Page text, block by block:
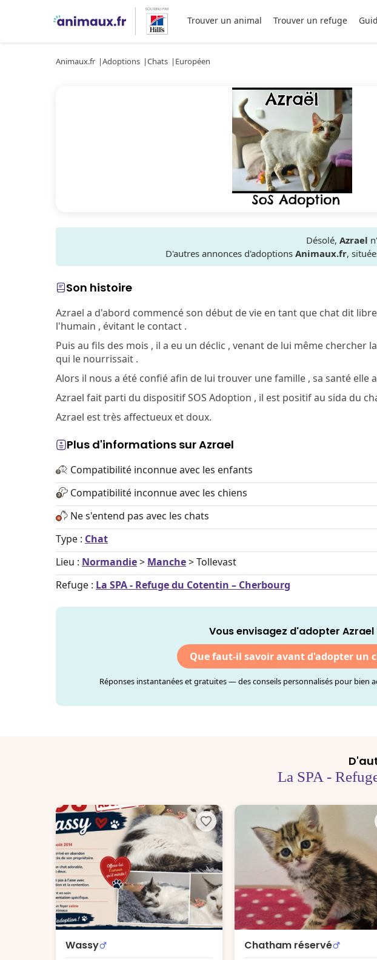
Trouver un animal Trouver un refuge
Animaux.fr Adoptions Chats Européen
Désolé, Azrael
D'autres annonces d'adoptions Animaux.fr,
Son histoire
Azrael a d'abord commencé son début de vie en tant que chat dit
l'humain , évitant le contact .
Puis au fils des mois , il a eu un déclic , venant de lui même chercher
qui le nourrissait .
Alors il nous a été confié afin de lui trouver une famille , sa santé elle
Azrael fait parti du dispositif SOS Adoption , il est positif au sida du
Azrael est très affectueux et doux.
Plus d'informations sur Azrael
Compatibilité inconnue avec les enfants
Compatibilité inconnue avec les chiens
Ne s'entend pas avec les chats
Type : Chat
Lieu : Normandie> Manche> Tollevast
Refuge : La SPA - Refuge du Cotentin – Cherbourg
Vous envisagez d'adopter Azrael
Que faut-il savoir avant d'adopter un
Réponses instantanées et gratuites — des conseils personnalisés pour bien
La SPA -
Wassy Chatham réservé